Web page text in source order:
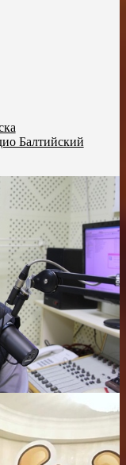
Балтийский